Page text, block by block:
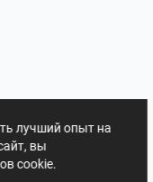
лучший опыт на
вы
cookie.